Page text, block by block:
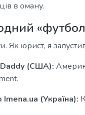
в оману.
Як юрист, я
(США):
(Україна):